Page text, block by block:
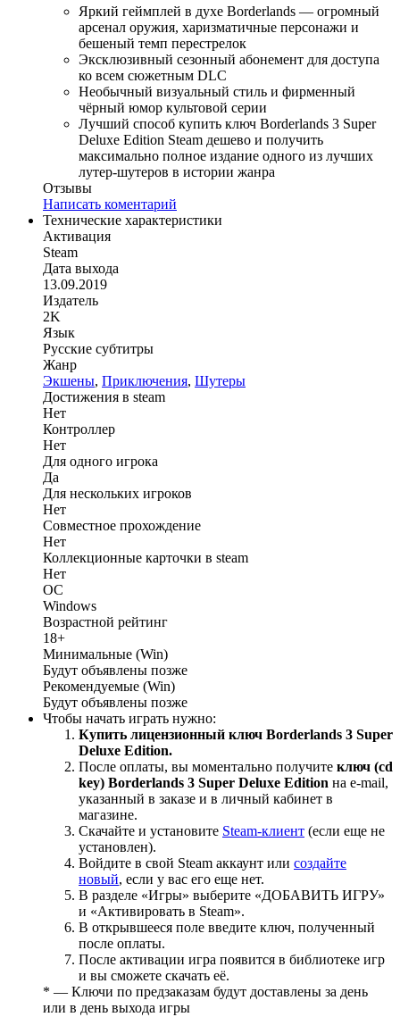
Яркий геймплей в духе Borderlands — огромный
арсенал оружия, харизматичные персонажи и
бешеный темп перестрелок
Эксклюзивный сезонный абонемент для доступа
ко всем сюжетным DLC
Необычный визуальный стиль и фирменный
чёрный юмор культовой серии
Лучший способ купить ключ Borderlands 3 Super
Deluxe Edition Steam дешево и получить
максимально полное издание одного из лучших
лутер‑шутеров в истории жанра
Отзывы
Написать коментарий
Технические характеристики
Активация
Steam
Дата выхода
13.09.2019
Издатель
2K
Язык
Русские субтитры
Жанр
Экшены, Приключения, Шутеры
Достижения в steam
Нет
Контроллер
Нет
Для одного игрока
Да
Для нескольких игроков
Нет
Совместное прохождение
Нет
Коллекционные карточки в steam
Нет
ОС
Windows
Возрастной рейтинг
18+
Минимальные (Win)
Будут объявлены позже
Рекомендуемые (Win)
Будут объявлены позже
Чтобы начать играть нужно:
Купить лицензионный ключ Borderlands 3 Super
Deluxe Edition.
После оплаты, вы моментально получите ключ (cd
key) Borderlands 3 Super Deluxe Edition на е-mail,
указанный в заказе и в личный кабинет в
магазине.
Скачайте и установите Steam-клиент (если еще не
установлен).
Войдите в свой Steam аккаунт или создайте
новый, если у вас его еще нет.
В разделе «Игры» выберите «ДОБАВИТЬ ИГРУ»
и «Активировать в Steam».
В открывшееся поле введите ключ, полученный
после оплаты.
После активации игра появится в библиотеке игр
и вы сможете скачать её.
* — Ключи по предзаказам будут доставлены за день
или в день выхода игры